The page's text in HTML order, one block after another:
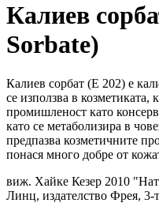
Калиев
Sorbate)
Калиев сорбат (Е 202) е
се използва в козметиката,
промишленост като
като се метаболизира в
предпазва козметичните
понася много добре от
виж. Хайке Кезер 2010
Линц, издателство Фрея, 3-